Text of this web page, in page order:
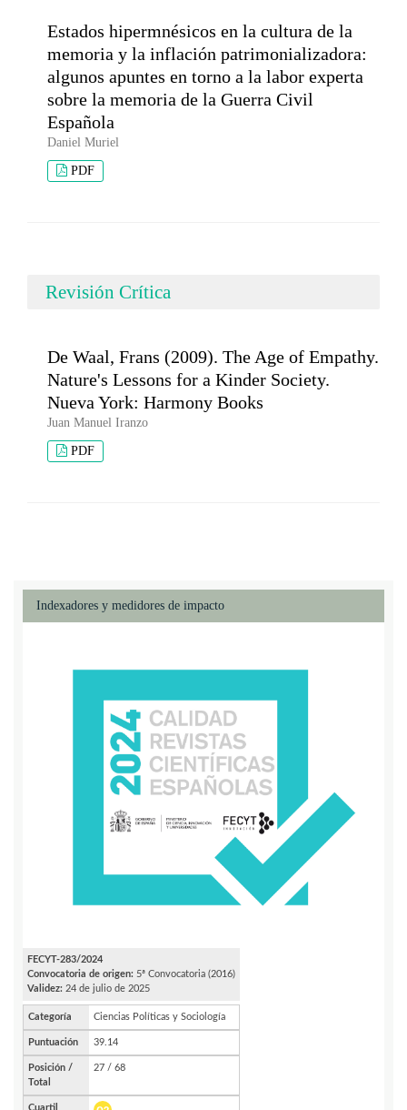
Estados hipermnésicos en la cultura de la
memoria y la inflación patrimonializadora:
algunos apuntes en torno a la labor experta
sobre la memoria de la Guerra Civil
Española
Daniel Muriel
PDF
Revisión Crítica
De Waal, Frans (2009). The Age of Empathy.
Nature's Lessons for a Kinder Society.
Nueva York: Harmony Books
Juan Manuel Iranzo
PDF
Indexadores y medidores de impacto